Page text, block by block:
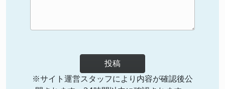
投稿
※サイト運営スタッフにより内容が確認後公